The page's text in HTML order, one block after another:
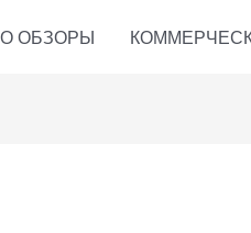
ОБЗОРЫ